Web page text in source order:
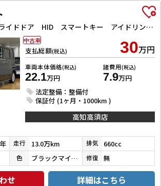
カスタムL 両側スライドドア HID スマートキー アイドリングストップ 電動格納ミラー ベンチシート CVT 盗難防止システム ABS アルミホイール 衝突安全ボディ エアコン パワーステアリング
支払総額(税込) 30万円
車両本体価格(税込)
22.1万円
諸費用(税込)
7.9万円
法定整備：整備付
保証付 (1ヶ月・1000km )
中古車
高知高須店
走行 13.0万km 排気 660cc
色 ブラックマイカメタリック 修復 無
せ 詳細はこちら